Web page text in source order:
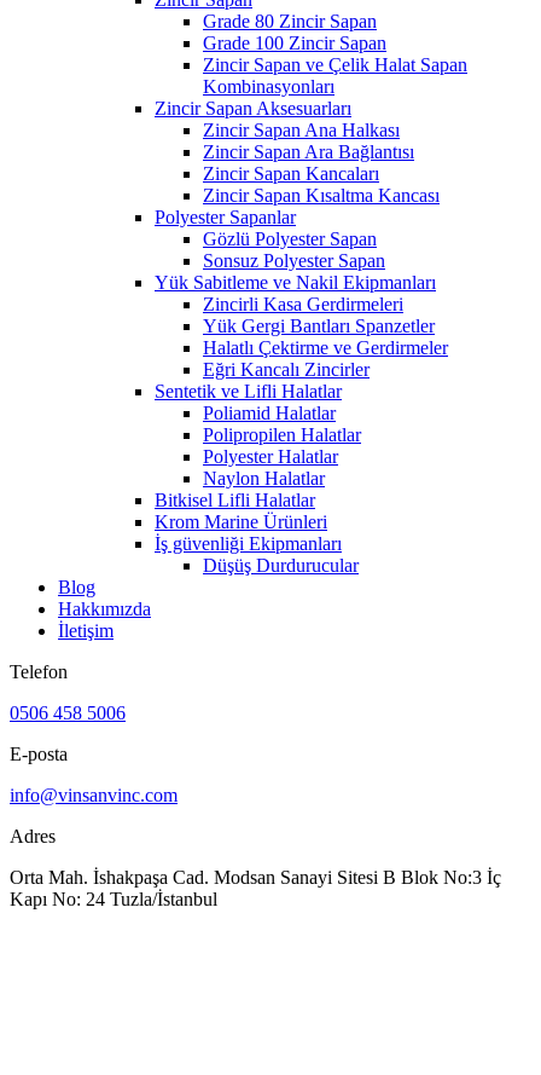
Grade 80 Zincir Sapan
Grade 100 Zincir Sapan
Zincir Sapan ve Çelik Halat Sapan
Kombinasyonları
Zincir Sapan Aksesuarları
Zincir Sapan Ana Halkası
Zincir Sapan Ara Bağlantısı
Zincir Sapan Kancaları
Zincir Sapan Kısaltma Kancası
Polyester Sapanlar
Gözlü Polyester Sapan
Sonsuz Polyester Sapan
Yük Sabitleme ve Nakil Ekipmanları
Zincirli Kasa Gerdirmeleri
Yük Gergi Bantları Spanzetler
Halatlı Çektirme ve Gerdirmeler
Eğri Kancalı Zincirler
Sentetik ve Lifli Halatlar
Poliamid Halatlar
Polipropilen Halatlar
Polyester Halatlar
Naylon Halatlar
Bitkisel Lifli Halatlar
Krom Marine Ürünleri
İş güvenliği Ekipmanları
Düşüş Durdurucular
Blog
Hakkımızda
İletişim
Telefon
0506 458 5006
E-posta
info@vinsanvinc.com
Adres
Orta Mah. İshakpaşa Cad. Modsan Sanayi Sitesi B Blok No:3 İç
Kapı No: 24 Tuzla/İstanbul